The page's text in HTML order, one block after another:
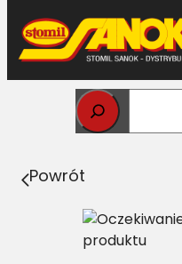
Przejdź
do
treści
Strona główna>
klasyczny NH 80439495 L=L
Powrót